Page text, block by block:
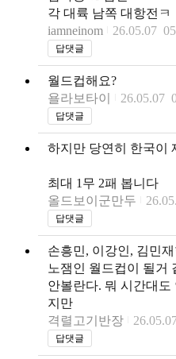
각 대륙 남쪽 대항전ㅋ
iamneinom
26.05.07
답댓글
월드컵해요?
욜라보타이
26.05.07
답댓글
하지만 당연히 한국이
최대 1무 2패 봅니다
올드보이군만두
답댓글
손흥민, 이강인, 김민
노잼인 월드컵이 될거
안볼란다. 뭐 시간대도
지만
격렬고기반장
답댓글